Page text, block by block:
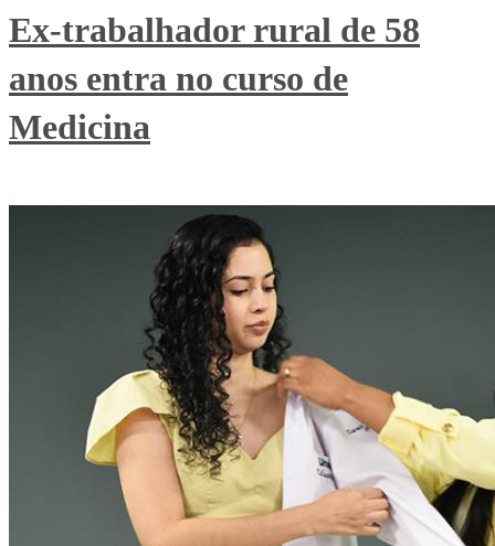
Ex-trabalhador rural de 58
anos entra no curso de
Medicina